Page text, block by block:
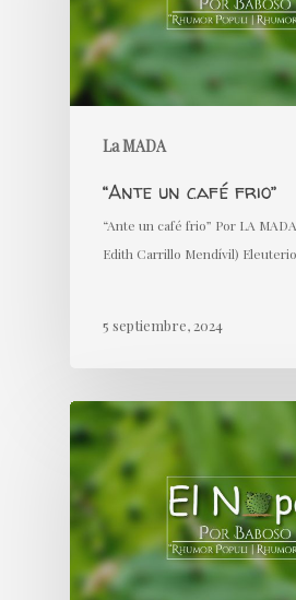
La MADA
“Ante un café frio”
“Ante un café frio” Por LA
Edith Carrillo Mendívil)
5 septiembre, 2024